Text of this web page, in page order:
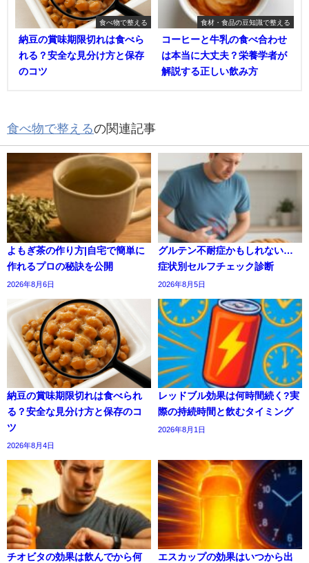
食べ物で整える
納豆の賞味期限切れは食べら
れる？安全な見分け方と保存
のコツ
食材・食品の豆知識で整える
コーヒーと牛乳の食べ合わせ
は本当に大丈夫？栄養学者が
解説する正しい飲み方
食べ物で整えるの関連記事
よもぎ茶の作り方|自宅で簡単に
作れるプロの秘訣を公開
2026年8月6日
グルテン不耐症かもしれない…
症状別セルフチェック診断
2026年8月5日
納豆の賞味期限切れは食べられ
る？安全な見分け方と保存のコ
ツ
2026年8月4日
レッドブル効果は何時間続く?実
際の持続時間と飲むタイミング
2026年8月1日
チオビタの効果は飲んでから何 エスカップの効果はいつから出